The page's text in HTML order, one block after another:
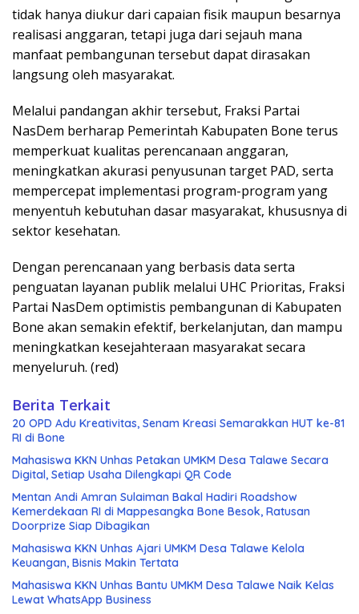
tidak hanya diukur dari capaian fisik maupun besarnya
realisasi anggaran, tetapi juga dari sejauh mana
manfaat pembangunan tersebut dapat dirasakan
langsung oleh masyarakat.
Melalui pandangan akhir tersebut, Fraksi Partai
NasDem berharap Pemerintah Kabupaten Bone terus
memperkuat kualitas perencanaan anggaran,
meningkatkan akurasi penyusunan target PAD, serta
mempercepat implementasi program-program yang
menyentuh kebutuhan dasar masyarakat, khususnya di
sektor kesehatan.
Dengan perencanaan yang berbasis data serta
penguatan layanan publik melalui UHC Prioritas, Fraksi
Partai NasDem optimistis pembangunan di Kabupaten
Bone akan semakin efektif, berkelanjutan, dan mampu
meningkatkan kesejahteraan masyarakat secara
menyeluruh. (red)
Berita Terkait
20 OPD Adu Kreativitas, Senam Kreasi Semarakkan HUT ke-81
RI di Bone
Mahasiswa KKN Unhas Petakan UMKM Desa Talawe Secara
Digital, Setiap Usaha Dilengkapi QR Code
Mentan Andi Amran Sulaiman Bakal Hadiri Roadshow
Kemerdekaan RI di Mappesangka Bone Besok, Ratusan
Doorprize Siap Dibagikan
Mahasiswa KKN Unhas Ajari UMKM Desa Talawe Kelola
Keuangan, Bisnis Makin Tertata
Mahasiswa KKN Unhas Bantu UMKM Desa Talawe Naik Kelas
Lewat WhatsApp Business